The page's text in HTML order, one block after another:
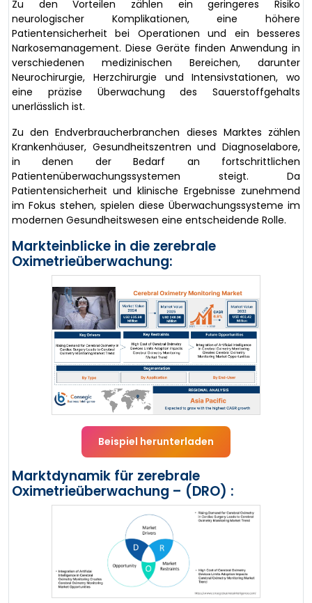
Zu den Vorteilen zählen ein geringeres Risiko
neurologischer Komplikationen, eine höhere
Patientensicherheit bei Operationen und ein besseres
Narkosemanagement. Diese Geräte finden Anwendung in
verschiedenen medizinischen Bereichen, darunter
Neurochirurgie, Herzchirurgie und Intensivstationen, wo
eine präzise Überwachung des Sauerstoffgehalts
unerlässlich ist.
Zu den Endverbraucherbranchen dieses Marktes zählen
Krankenhäuser, Gesundheitszentren und Diagnoselabore,
in denen der Bedarf an fortschrittlichen
Patientenüberwachungssystemen steigt. Da
Patientensicherheit und klinische Ergebnisse zunehmend
im Fokus stehen, spielen diese Überwachungssysteme im
modernen Gesundheitswesen eine entscheidende Rolle.
Markteinblicke in die zerebrale
Oximetrieüberwachung:
Beispiel herunterladen
Marktdynamik für zerebrale
Oximetrieüberwachung – (DRO) :